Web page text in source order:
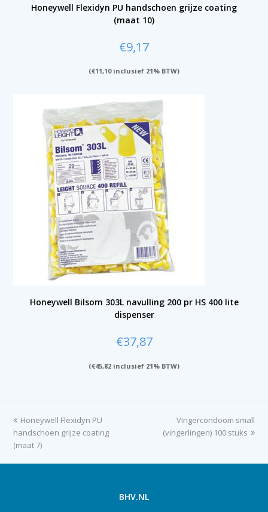
Honeywell Flexidyn PU handschoen grijze coating
(maat 10)
€9,17
(€11,10inclusief 21% BTW)
Honeywell Bilsom 303L navulling 200 pr HS 400 lite
dispenser
€37,87
(€45,82 inclusief 21% BTW)
previous
post:
Honeywell Flexidyn PU
handschoen grijze coating
(maat 7)
next
post:
Vingercondoom small
(vingerlingen) 100 stuks
BHV.NL